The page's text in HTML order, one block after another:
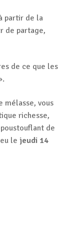
partir de la
de partage,
de ce que les
mélasse, vous
richesse,
de
le jeudi 14